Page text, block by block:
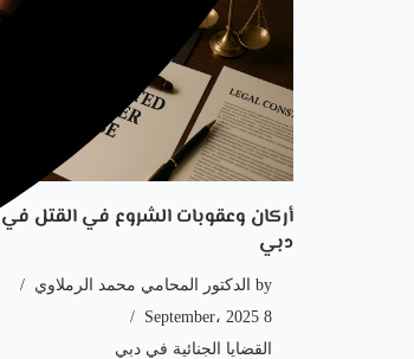
أركان وعقوبات الشروع في القتل في
دبي
by الدكتور المحامي محمد الرملاوي
8 September، 2025
القضايا الجنائية في دبي